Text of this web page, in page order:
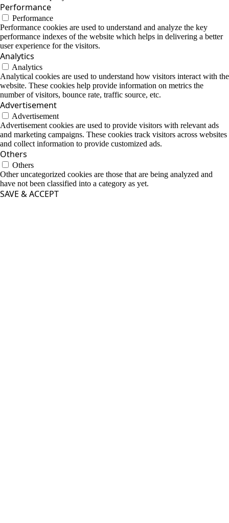
Performance
Performance
Performance cookies are used to understand and analyze the key
performance indexes of the website which helps in delivering a better
user experience for the visitors.
Analytics
Analytics
Analytical cookies are used to understand how visitors interact with the
website. These cookies help provide information on metrics the
number of visitors, bounce rate, traffic source, etc.
Advertisement
Advertisement
Advertisement cookies are used to provide visitors with relevant ads
and marketing campaigns. These cookies track visitors across websites
and collect information to provide customized ads.
Others
Others
Other uncategorized cookies are those that are being analyzed and
have not been classified into a category as yet.
SAVE & ACCEPT